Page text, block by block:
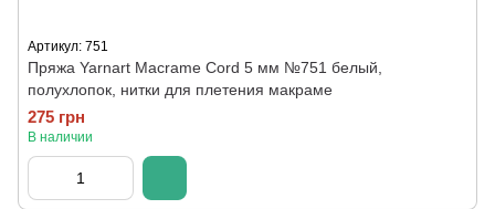
Артикул: 751
Пряжа Yarnart Macrame Cord 5 мм №751 белый,
полухлопок, нитки для плетения макраме
275 грн
В наличии